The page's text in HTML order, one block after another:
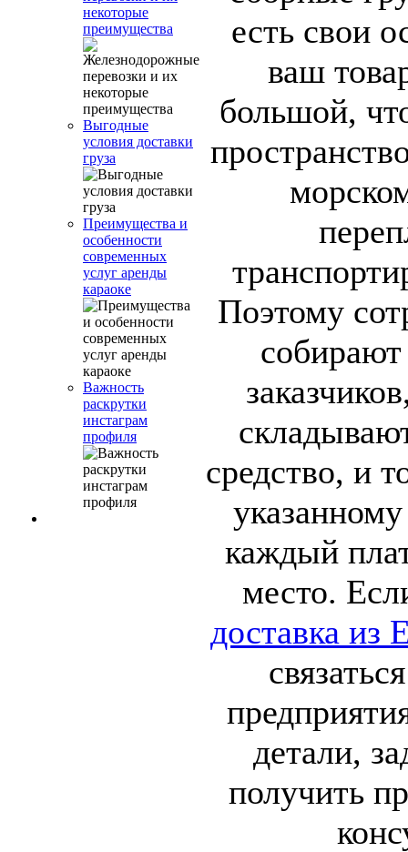
некоторые
преимущества
Выгодные
условия доставки
груза
Преимущества и
особенности
современных
услуг аренды
караоке
Важность
раскрутки
инстаграм
профиля
есть свои
ваш
большой,
Поэтому
собирают
средство, и
каждый
место.
доставка из
детали,
получить